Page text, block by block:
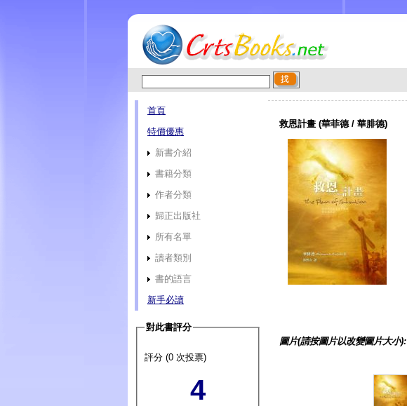
首頁
特價優惠
新書介紹
書籍分類
作者分類
歸正出版社
所有名單
讀者類別
書的語言
新手必讀
對此書評分
評分 (0 次投票)
4
救恩計畫 (華菲德 / 華腓德)
圖片(請按圖片以改變圖片大小):